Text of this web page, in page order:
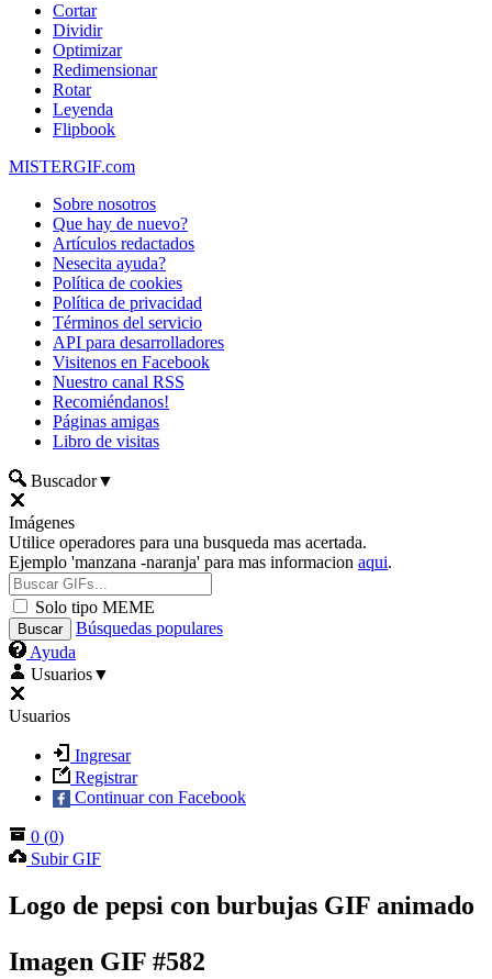
Cortar
Dividir
Optimizar
Redimensionar
Rotar
Leyenda
Flipbook
MISTERGIF.com
Sobre nosotros
Que hay de nuevo?
Artículos redactados
Nesecita ayuda?
Política de cookies
Política de privacidad
Términos del servicio
API para desarrolladores
Visitenos en Facebook
Nuestro canal RSS
Recomiéndanos!
Páginas amigas
Libro de visitas
Buscador▼
Imágenes
Utilice operadores para una busqueda mas acertada.
Ejemplo 'manzana -naranja' para mas informacion aqui.
Solo tipo MEME
Búsquedas populares
Ayuda
Usuarios▼
Usuarios
Ingresar
Registrar
Continuar con Facebook
0 (0)
Subir GIF
Logo de pepsi con burbujas GIF animado
Imagen GIF #582